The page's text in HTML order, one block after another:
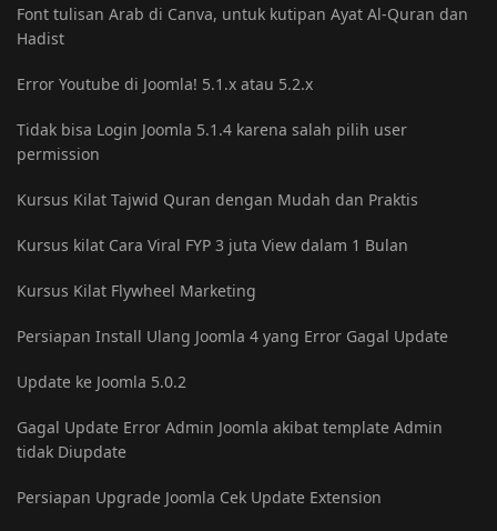
Font tulisan Arab di Canva, untuk kutipan Ayat Al-Quran dan
Hadist
Error Youtube di Joomla! 5.1.x atau 5.2.x
Tidak bisa Login Joomla 5.1.4 karena salah pilih user
permission
Kursus Kilat Tajwid Quran dengan Mudah dan Praktis
Kursus kilat Cara Viral FYP 3 juta View dalam 1 Bulan
Kursus Kilat Flywheel Marketing
Persiapan Install Ulang Joomla 4 yang Error Gagal Update
Update ke Joomla 5.0.2
Gagal Update Error Admin Joomla akibat template Admin
tidak Diupdate
Persiapan Upgrade Joomla Cek Update Extension